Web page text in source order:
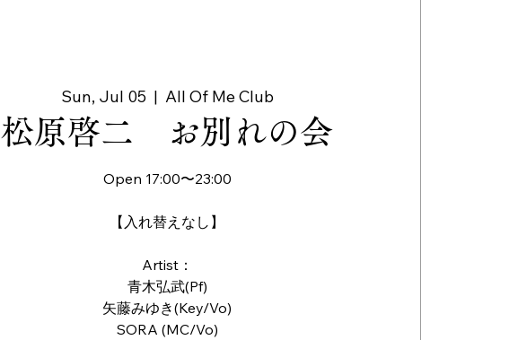
Sun, Jul 05
  |
All Of Me Club
松原啓二 お別れの会
Open 17:00〜23:00
【入れ替えなし】
Artist：
青木弘武(Pf)
矢藤みゆき(Key/Vo)
SORA (MC/Vo)